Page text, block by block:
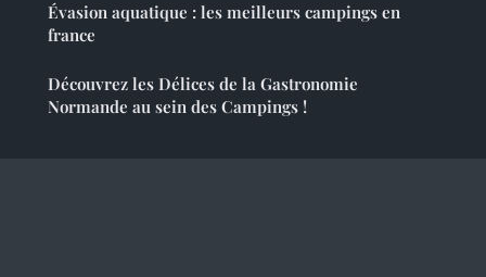
Évasion aquatique : les meilleurs campings en
france
Découvrez les Délices de la Gastronomie
Normande au sein des Campings !